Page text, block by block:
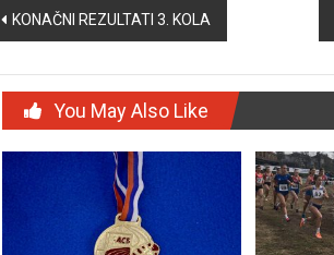
Post navigation
KONAČNI REZULTATI 3. KOLA
You May Also Like